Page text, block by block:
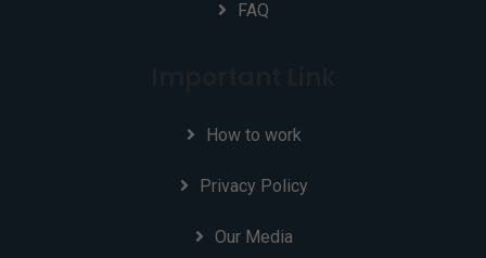
FAQ
How to work
Privacy Policy
Our Media